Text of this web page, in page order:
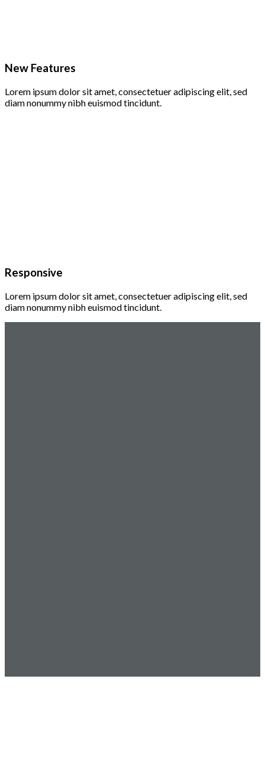
New Features
Lorem ipsum dolor sit amet, consectetuer adipiscing elit, sed
diam nonummy nibh euismod tincidunt.
Responsive
Lorem ipsum dolor sit amet, consectetuer adipiscing elit, sed
diam nonummy nibh euismod tincidunt.